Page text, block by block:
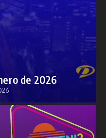
de 2026